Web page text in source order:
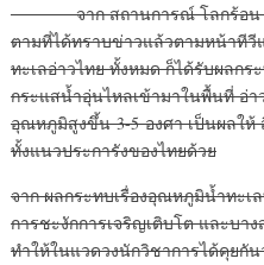
จาก สถานการณ์ โลกร้อน ทำ
ตามที่ได้ทราบข่าวแล้วตามหน้าที
ทะเลอ่าวไทย ทั้งหมด ก็ได้รับผลก
กระแสน้ำอุ่นไหลเข้ามาในพื้นที่ อ่
อุณหภูมิสูงขึ้น 3-5 องศา เป็นผลให้
ทั้งแนวประการังของไทยด้วย
จาก ผลกระทบเรื่องอุณหภูมิน้ำทะเ
การชะงักการเจริญเติบโต และบา
ทำให้ในแวดวงนักวิชาการได้คุยกั